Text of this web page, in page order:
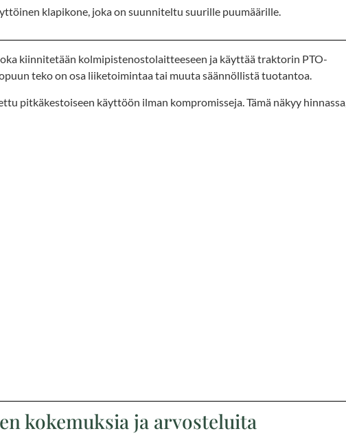
klapikone, joka on suunniteltu suurille puumäärille.
kiinnitetään kolmipistenostolaitteeseen ja käyttää traktorin PTO-
teko on osa liiketoimintaa tai muuta säännöllistä tuotantoa.
pitkäkestoiseen käyttöön ilman kompromisseja. Tämä näkyy hinnassa,
kokemuksia ja arvosteluita